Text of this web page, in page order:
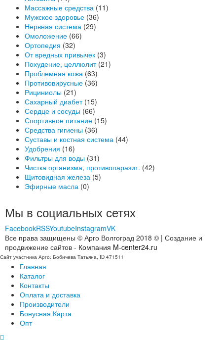
Массажные средства (11)
Мужское здоровье (36)
Нервная система (29)
Омоложение (66)
Ортопедия (32)
От вредных привычек (3)
Похудение, целлюлит (21)
Проблемная кожа (63)
Противовирусные (36)
Рициниолы (21)
Сахарный диабет (15)
Сердце и сосуды (66)
Спортивное питание (15)
Средства гигиены (36)
Суставы и костная система (44)
Удобрения (16)
Фильтры для воды (31)
Чистка организма, противопаразит. (42)
Щитовидная железа (5)
Эфирные масла (0)
Мы в социальных сетях
FacebookRSSYoutubeInstagramVK
Все права защищены © Арго Волгоград 2018 © | Создание и
продвижение сайтов - Компания M-center24.ru
Сайт участника Арго: Бобичева Татьяна, ID 471511
Главная
Каталог
Контакты
Оплата и доставка
Производители
Бонусная Карта
Опт